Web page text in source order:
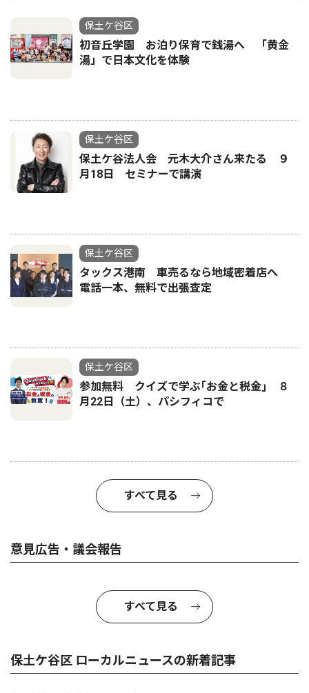
保土ケ谷区
初音丘学園 お泊り保育で銭湯へ 「黄金
湯」で日本文化を体験
保土ケ谷区
保土ケ谷法人会 元木大介さん来たる ９
月18日 セミナーで講演
保土ケ谷区
タックス港南 車売るなら地域密着店へ
電話一本、無料で出張査定
保土ケ谷区
参加無料 クイズで学ぶ｢お金と税金｣ ８
月22日（土）、パシフィコで
すべて見る
意見広告・議会報告
すべて見る
保土ケ谷区 ローカルニュースの新着記事